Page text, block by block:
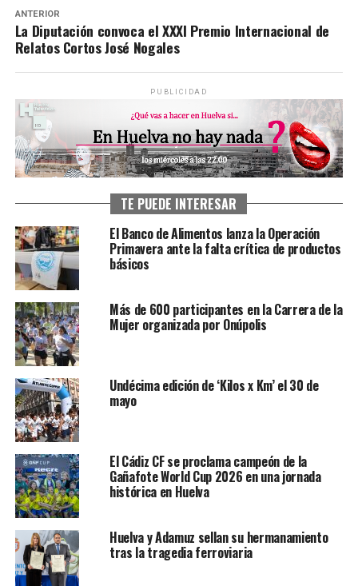
ANTERIOR
La Diputación convoca el XXXI Premio Internacional de
Relatos Cortos José Nogales
PUBLICIDAD
TE PUEDE INTERESAR
El Banco de Alimentos lanza la Operación
Primavera ante la falta crítica de productos
básicos
Más de 600 participantes en la Carrera de la
Mujer organizada por Onúpolis
Undécima edición de ‘Kilos x Km’ el 30 de
mayo
El Cádiz CF se proclama campeón de la
Gañafote World Cup 2026 en una jornada
histórica en Huelva
Huelva y Adamuz sellan su hermanamiento
tras la tragedia ferroviaria